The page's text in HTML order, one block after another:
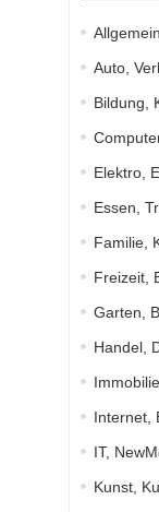
Allgemein
Auto,
Bildung,
Elektro,
Essen,
Familie,
Freizeit,
Garten,
Handel,
Internet,
IT,
Kunst,